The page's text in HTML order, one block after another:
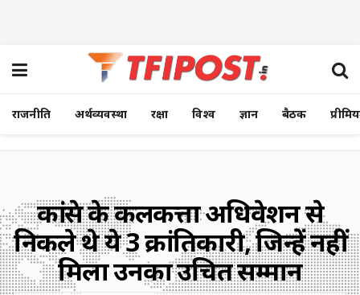
राजनीति अर्थव्यवस्था रक्षा विश्व ज्ञान बैठक
कांग्रेस के कलकत्ता अधिवेशन से
निकले थे ये 3 क्रांतिकारी, जिन्हें नहीं
मिला उनका उचित सम्मान